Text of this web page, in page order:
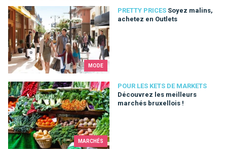
MODE
PRETTY PRICES Soyez malins,
achetez en Outlets
Soyez malins, achetez en Outlets
MARCHÉS
POUR LES KETS DE MARKETS
Découvrez les meilleurs
marchés bruxellois !
Découvrez les meilleurs marchés bruxellois !